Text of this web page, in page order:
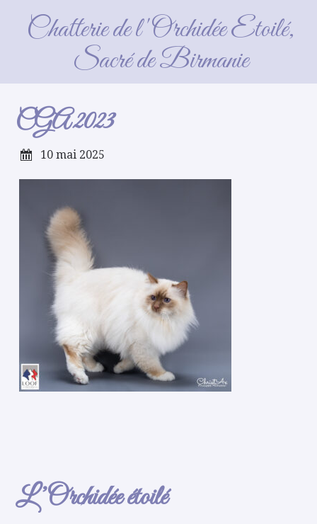
Chatterie de l'Orchidée Etoilé,
Sacré de Birmanie
CGA 2023
CGA 2023
10 mai 2025
L’Orchidée étoilé